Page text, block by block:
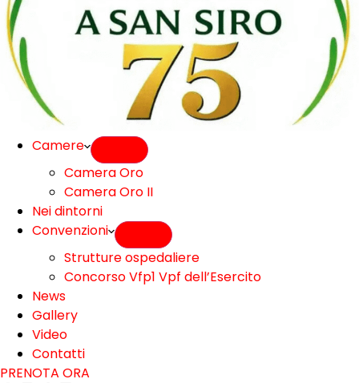
Camere
Camera Oro
Camera Oro II
Nei dintorni
Convenzioni
Strutture ospedaliere
Concorso Vfp1 Vpf dell’Esercito
News
Gallery
Video
Contatti
PRENOTA ORA